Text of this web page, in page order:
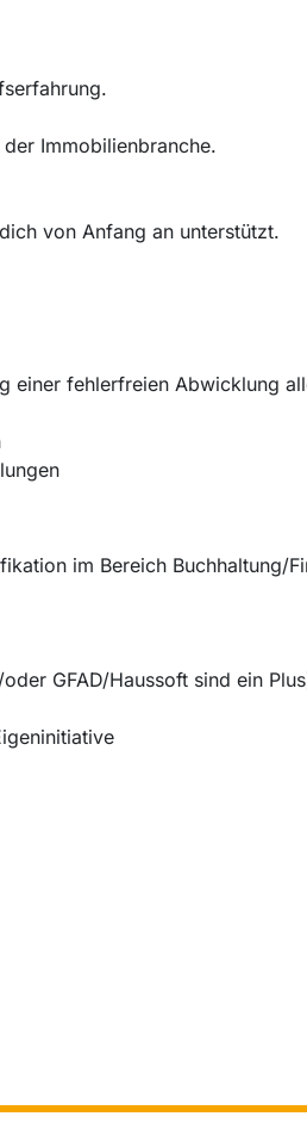
Immobilienbranche.
von Anfang an unterstützt.
einer fehlerfreien Abwicklung
im Bereich Buchhaltung/
GFAD/Haussoft sind ein